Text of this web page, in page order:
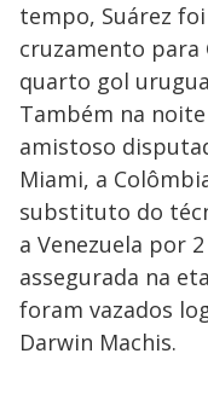
tempo, Suárez
cruzamento para
quarto gol
Também na
amistoso
Miami, a
substituto do
a Venezuela por
assegurada na
foram vazados
Darwin Machis.